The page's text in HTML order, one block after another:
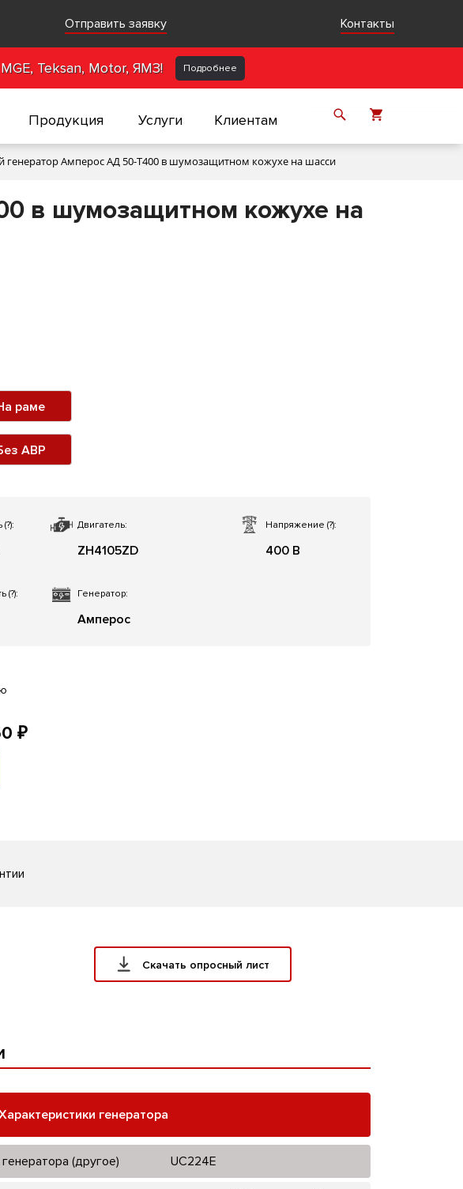
Отправить заявку Контакты
Teksan, Motor, ЯМЗ! Подробнее
Продукция Услуги Клиентам
генератор Амперос АД 50-Т400 в шумозащитном кожухе на шасси
в шумозащитном кожухе на
раме
АВР
(?): Двигатель:
ZH4105ZD
Напряжение(?):
400 В
(?): Генератор:
Амперос
₽
Скачать опросный лист
генератора
(другое) UC224E